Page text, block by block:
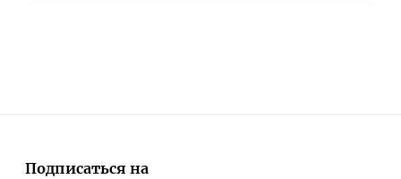
Подписаться на